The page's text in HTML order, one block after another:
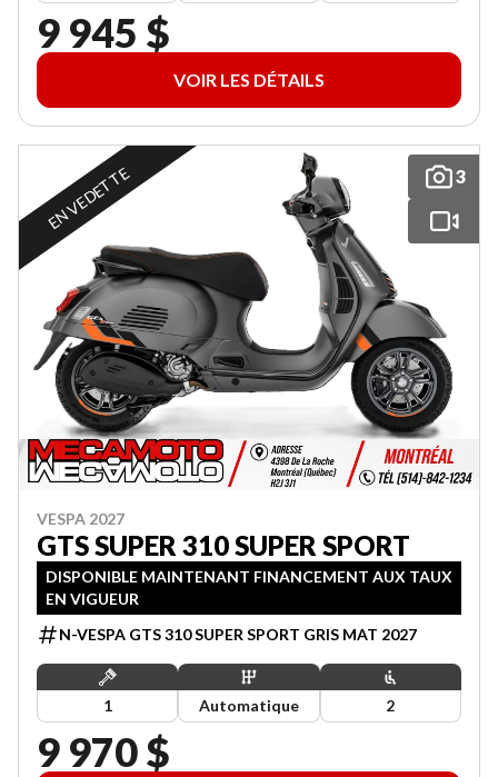
9 945 $
VOIR LES DÉTAILS
3
EN VEDETTE
VESPA 2027
GTS SUPER 310 SUPER SPORT
DISPONIBLE MAINTENANT FINANCEMENT AUX TAUX
EN VIGUEUR
N-VESPA GTS 310 SUPER SPORT GRIS MAT 2027
1 Automatique 2
9 970 $